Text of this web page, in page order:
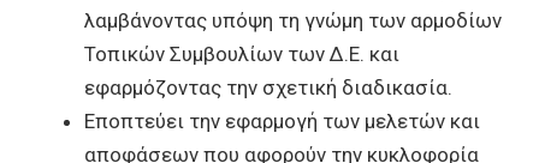
λαμβάνοντας υπόψη τη γνώμη των αρμοδίων
Τοπικών Συμβουλίων των Δ.Ε. και
εφαρμόζοντας την σχετική διαδικασία.
Εποπτεύει την εφαρμογή των μελετών και
αποφάσεων που αφορούν την κυκλοφορία